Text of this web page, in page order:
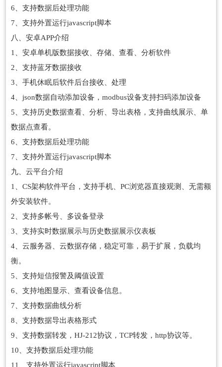
6、支持数据后处理功能
7、支持外置运行javascript脚本
八、安卓APP介绍
1、安卓单机版数据接收、存储、查看、分析软件
2、支持蓝牙数据接收
3、手机休眠后软件后台接收、处理
4、json数据自动添加设备，modbus设备支持扫码添加设备
5、支持历史数据查看、分析、导出表格，支持曲线展示、单
数据点查看。
6、支持数据后处理功能
7、支持外置运行javascript脚本
九、云平台介绍
1、CS架构软件平台，支持手机、PC浏览器直接观测、无需额
外安装软件。
2、支持多帐号、多设备登录
3、支持实时数据展示与历史数据展示仪表板
4、云服务器、云数据存储，稳定可靠，易于扩展，负载均
衡。
5、支持短信报警及阈值设置
6、支持地图显示、查看设备信息。
7、支持数据曲线分析
8、支持数据导出表格形式
9、支持数据转发，HJ-212协议，TCP转发，http协议等。
10、支持数据后处理功能
11、支持外置运行javascript脚本